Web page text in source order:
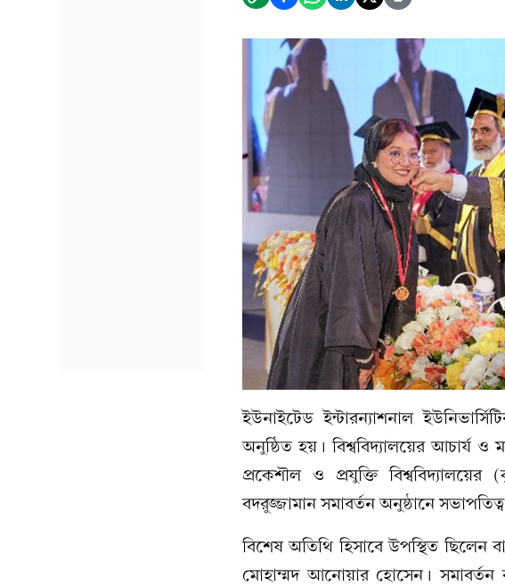
ইউনাইটেড ইন্টারন্যাশনাল
অনুষ্ঠিত হয়। বিশ্ববিদ্যালয়ের আচার্য ও
প্রকেশৗল ও প্রযুক্তি
বদরুজ্জামান সমাবর্তন অনুষ্ঠানে
বিশেষ অতিথি হিসাবে উপস্থিত ছিলেন
মোহাম্মদ আনোয়ার হোসেন। সমাবর্তন